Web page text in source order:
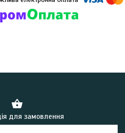
для замовлення